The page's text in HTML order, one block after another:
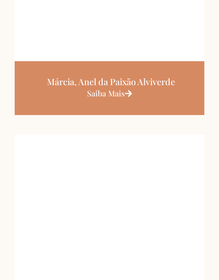
Márcia, Anel da Paixão Alviverde
Saiba Mais